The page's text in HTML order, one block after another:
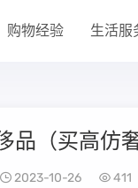
购物经验 生活服
品（买高仿
2023-10-26 411